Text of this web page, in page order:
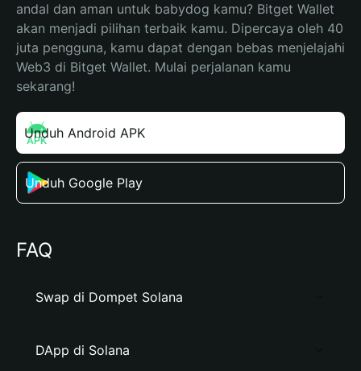
andal dan aman untuk babydog kamu? Bitget Wallet
akan menjadi pilihan terbaik kamu. Dipercaya oleh 40
juta pengguna, kamu dapat dengan bebas menjelajahi
Web3 di Bitget Wallet. Mulai perjalanan kamu
sekarang!
Unduh Android APK
Unduh Google Play
FAQ
Swap di Dompet Solana
DApp di Solana